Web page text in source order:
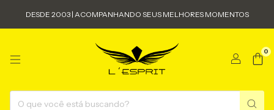
DESDE 2003 | ACOMPANHANDO SEUS MELHORES MOMENTOS
0